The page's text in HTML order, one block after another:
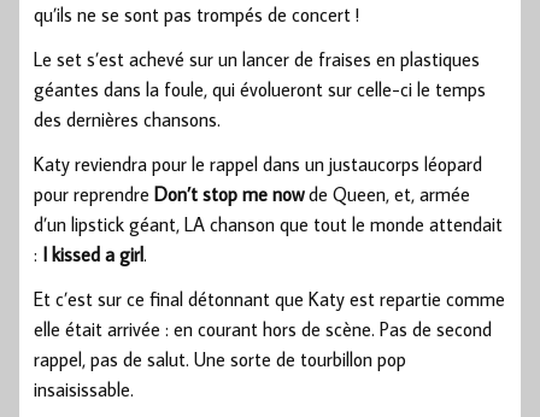
qu’ils ne se sont pas trompés de concert !
Le set s’est achevé sur un lancer de fraises en plastiques
géantes dans la foule, qui évolueront sur celle-ci le temps
des dernières chansons.
Katy reviendra pour le rappel dans un justaucorps léopard
pour reprendre Don’t stop me nowde Queen, et, armée
d’un lipstick géant, LA chanson que tout le monde attendait
: I kissed a girl.
Et c’est sur ce final détonnant que Katy est repartie comme
elle était arrivée : en courant hors de scène. Pas de second
rappel, pas de salut. Une sorte de tourbillon pop
insaisissable.